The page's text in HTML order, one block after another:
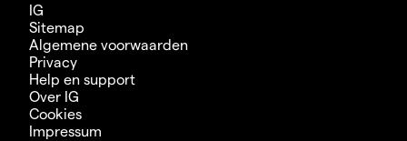
IG
Sitemap
Algemene voorwaarden
Privacy
Help en support
Over IG
Cookies
Impressum